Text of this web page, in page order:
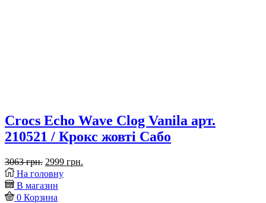
Crocs Echo Wave Clog Vanila арт.
210521 / Крокс жовті Сабо
3063грн. Оригінальна
ціна:
3063 грн..
2999 грн.
Placeholder
for
ajax
На головну
В магазин
0 Корзина